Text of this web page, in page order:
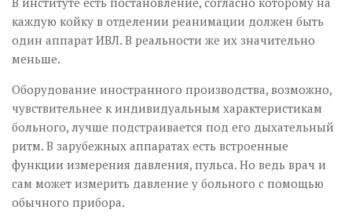
каждую койку в отделении реанимации должен быть
один аппарат ИВЛ. В реальности же их значительно
меньше.
Оборудование иностранного производства, возможно,
чувствительнее к индивидуальным характеристикам
больного, лучше подстраивается под его дыхательный
ритм. В зарубежных аппаратах есть встроенные
функции измерения давления, пульса. Но ведь врач и
сам может измерить давление у больного с помощью
обычного прибора.